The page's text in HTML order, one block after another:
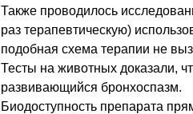
Также проводилось
раз терапевтическую)
подобная схема терапии не
Тесты на животных доказали,
развивающийся бронхоспазм.
Биодоступность препарата